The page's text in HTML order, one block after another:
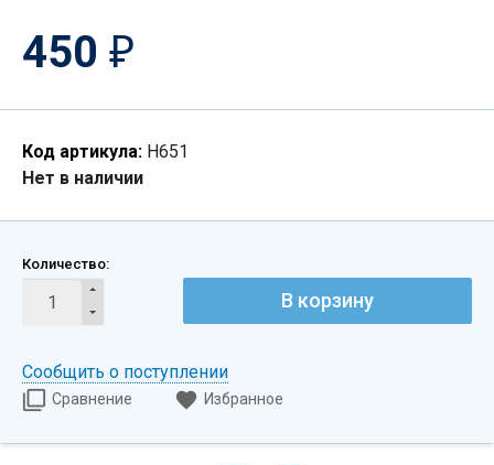
450 ₽
Код артикула: Н651
Нет в наличии
Количество:
В корзину
Сообщить о поступлении
Сравнение Избранное